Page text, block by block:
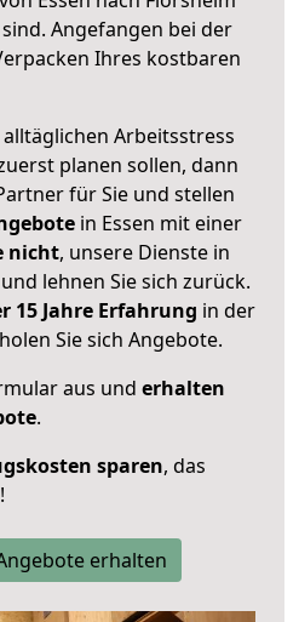
Angefangen bei der
Ihres kostbaren
Arbeitsstress
planen sollen, dann
für Sie und stellen
in Essen mit einer
nicht, unsere Dienste in
lehnen Sie sich zurück.
15 Jahre Erfahrung in der
Sie sich Angebote.
aus und erhalten
.
sparen, das
erhalten